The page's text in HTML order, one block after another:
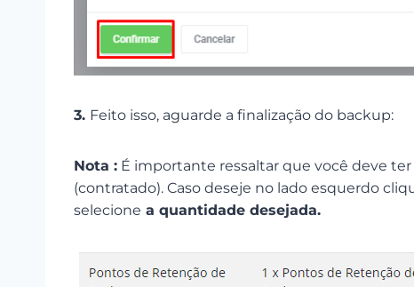
3. Feito isso, aguarde a finalização do backup:
Nota : É importante ressaltar que você deve
(contratado). Caso deseje no lado esquerdo
selecione a quantidade desejada.